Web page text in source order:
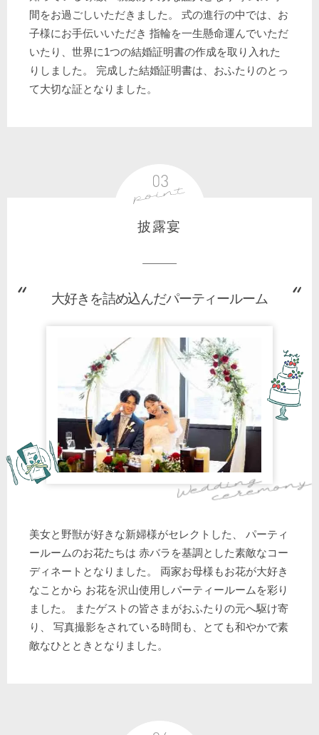
間をお過ごしいただきました。 式の進行の中では、お
子様にお手伝いいただき 指輪を一生懸命運んでいただ
いたり、世界に1つの結婚証明書の作成を取り入れた
りしました。 完成した結婚証明書は、おふたりのとっ
て大切な証となりました。
披露宴
大好きを詰め込んだパーティールーム
美女と野獣が好きな新婦様がセレクトした、 パーティ
ールームのお花たちは 赤バラを基調とした素敵なコー
ディネートとなりました。 両家お母様もお花が大好き
なことから お花を沢山使用しパーティールームを彩り
ました。 またゲストの皆さまがおふたりの元へ駆け寄
り、 写真撮影をされている時間も、とても和やかで素
敵なひとときとなりました。